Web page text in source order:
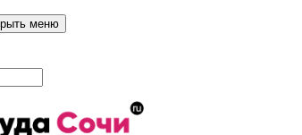
меню